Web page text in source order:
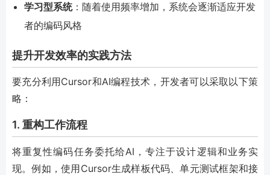
学习型系统：随着使用频率增加，系统会逐渐适应开发
者的编码风格
提升开发效率的实践方法
要充分利用Cursor和AI编程技术，开发者可以采取以下策
略：
1. 重构工作流程
将重复性编码任务委托给AI，专注于设计逻辑和业务实
现。例如，使用Cursor生成样板代码、单元测试框架和接